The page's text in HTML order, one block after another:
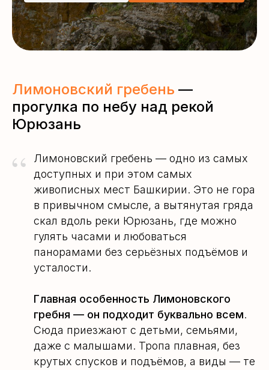
Лимоновский гребень —
прогулка по небу над рекой
Юрюзань
“
Лимоновский гребень — одно из самых
доступных и при этом самых
живописных мест Башкирии. Это не гора
в привычном смысле, а вытянутая гряда
скал вдоль реки Юрюзань, где можно
гулять часами и любоваться
панорамами без серьёзных подъёмов и
усталости.
Главная особенность Лимоновского
гребня — он подходит буквально всем.
Сюда приезжают с детьми, семьями,
даже с малышами. Тропа плавная, без
крутых спусков и подъёмов, а виды — те